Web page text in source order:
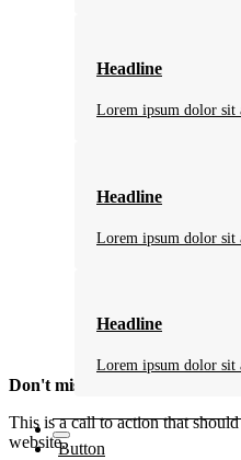
Headline
Lorem ipsum dolor sit
Headline
Lorem ipsum dolor sit
Headline
Lorem ipsum dolor sit
Button
Don't miss this great offer
This is a call to action that
website.